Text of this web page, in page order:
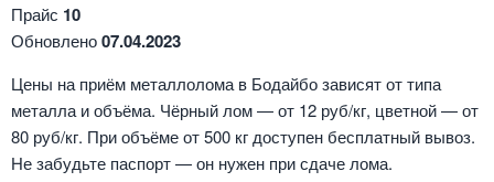
Прайс 10
Обновлено07.04.2023
Цены на приём металлолома в Бодайбо зависят от типа
металла и объёма. Чёрный лом — от 12 руб/кг, цветной — от
80 руб/кг. При объёме от 500 кг доступен бесплатный вывоз.
Не забудьте паспорт — он нужен при сдаче лома.